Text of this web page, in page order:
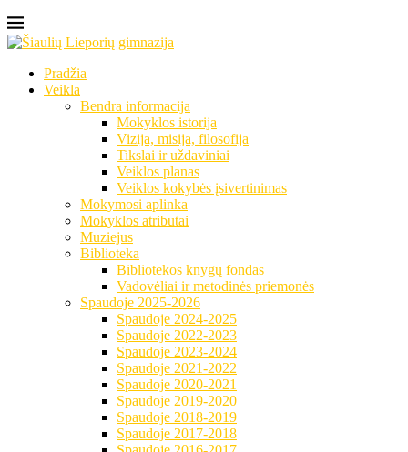
Pradžia
Veikla
Bendra informacija
Mokyklos istorija
Vizija, misija, filosofija
Tikslai ir uždaviniai
Veiklos planas
Veiklos kokybės įsivertinimas
Mokymosi aplinka
Mokyklos atributai
Muziejus
Biblioteka
Bibliotekos knygų fondas
Vadovėliai ir metodinės priemonės
Spaudoje 2025-2026
Spaudoje 2024-2025
Spaudoje 2022-2023
Spaudoje 2023-2024
Spaudoje 2021-2022
Spaudoje 2020-2021
Spaudoje 2019-2020
Spaudoje 2018-2019
Spaudoje 2017-2018